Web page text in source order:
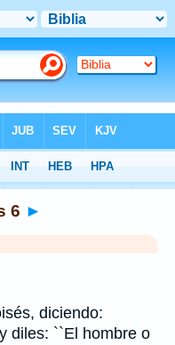
6 ►
diciendo:
diles: ``El hombre o